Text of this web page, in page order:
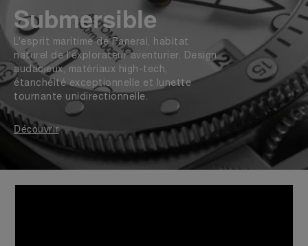
Submersible
L’esprit maritime de Panerai, habitat
naturel de l’explorateur aventurier. Design
audacieux, matériaux high-tech,
étanchéité exceptionnelle et lunette
tournante unidirectionnelle.
Découvrir